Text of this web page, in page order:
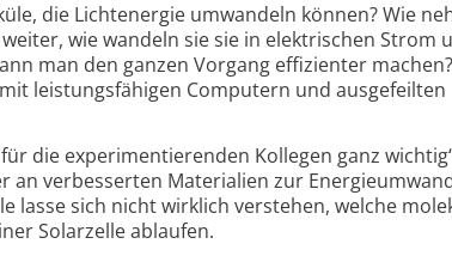
die Lichtenergie umwandeln können? Wie
wie wandeln sie sie in elektrischen Strom
man den ganzen Vorgang effizienter
leistungsfähigen Computern und ausgefeilten
die experimentierenden Kollegen ganz
an verbesserten Materialien zur
lasse sich nicht wirklich verstehen, welche
Solarzelle ablaufen.